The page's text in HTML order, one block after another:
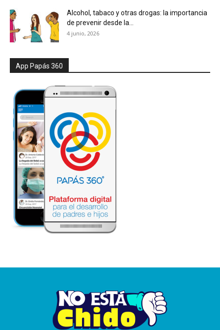
Alcohol, tabaco y otras drogas: la importancia
de prevenir desde la...
4 junio, 2026
App Papás 360